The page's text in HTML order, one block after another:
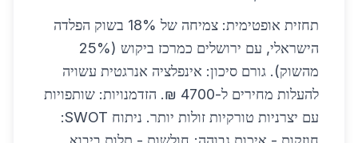
תחזית אופטימית: צמיחה של 18% בשוק הפלדה
הישראלי, עם ירושלים כמרכז ביקוש (25%
מהשוק). גורם סיכון: אינפלציה אנרגטית עשויה
להעלות מחירים ל-4700 ₪. הזדמנויות: שותפויות
עם יצרניות טורקיות זולות יותר. ניתוח SWOT: